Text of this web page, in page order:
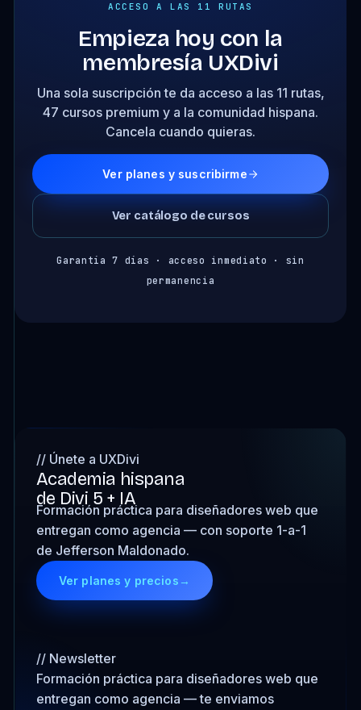
ACCESO A LAS 11 RUTAS
Empieza hoy con la
membresía UXDivi
Una sola suscripción te da acceso a las 11 rutas,
47 cursos premium y a la comunidad hispana.
Cancela cuando quieras.
Ver planes y suscribirme
Ver catálogo de cursos
Garantía 7 días · acceso inmediato · sin
permanencia
// Únete a UXDivi
Academia hispana
de Divi 5 + IA
Formación práctica para diseñadores web que
entregan como agencia — con soporte 1-a-1
de Jefferson Maldonado.
Ver planes y precios →
// Newsletter
Formación práctica para diseñadores web que
entregan como agencia — te enviamos